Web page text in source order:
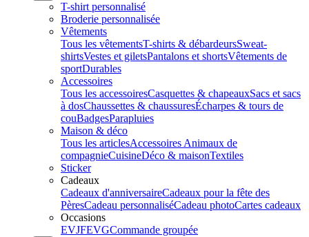
T-shirt personnalisé
Broderie personnalisée
Vêtements
Tous les vêtementsT-shirts & débardeursSweat-
shirtsVestes et giletsPantalons et shortsVêtements de
sportDurables
Accessoires
Tous les accessoiresCasquettes & chapeauxSacs et sacs
à dosChaussettes & chaussuresÉcharpes & tours de
couBadgesParapluies
Maison & déco
Tous les articlesAccessoires Animaux de
compagnieCuisineDéco & maisonTextiles
Sticker
Cadeaux
Cadeaux d'anniversaireCadeaux pour la fête des
PèresCadeau personnaliséCadeau photoCartes cadeaux
Occasions
EVJFEVGCommande groupée